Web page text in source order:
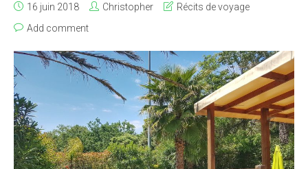
16 juin 2018 Christopher
Récits de voyage
Add comment